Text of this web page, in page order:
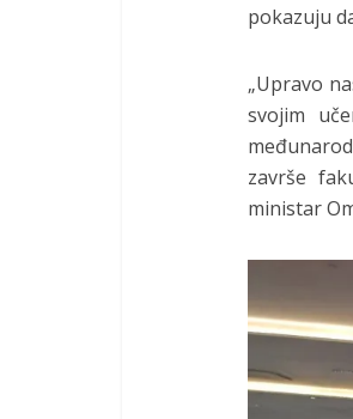
pokazuju
„Upravo
svojim
završe
ministar